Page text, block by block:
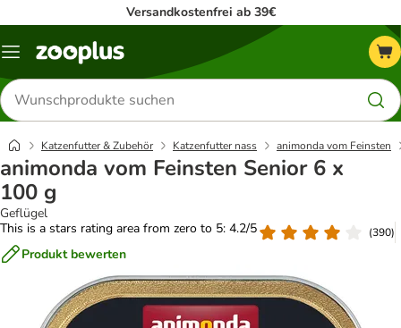
Versandkostenfrei ab 39€
Menü
Produkte
suchen
Katzenfutter & Zubehör Katzenfutter nass animonda vom Feinsten
animonda vom Feinsten Senior 6 x
100 g
Geflügel
This is a stars rating area from zero to 5: 4.2/5
(390)
Produkt bewerten